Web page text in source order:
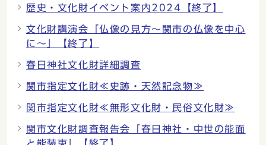
歴史・文化財イベント案内2024【終了】
文化財講演会「仏像の見方〜関市の仏像を中心
に〜」【終了】
春日神社文化財詳細調査
関市指定文化財≪史跡・天然記念物≫
関市指定文化財≪無形文化財・民俗文化財≫
関市文化財調査報告会「春日神社・中世の能面
と能装束」【終了】